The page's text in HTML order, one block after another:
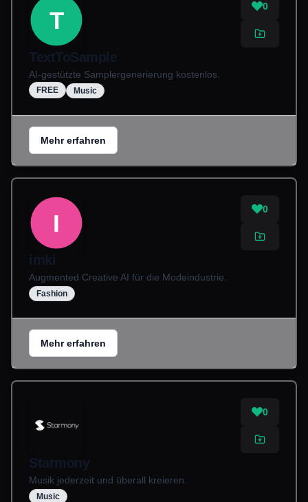
T
0
TextToSample
AI-gestützte Samplergenerierung kostenlos.
FREE Music
Mehr erfahren
I
0
imki
Augmented Creative AI für die Modeindustrie.
Fashion
Mehr erfahren
0
Starmony
Musik jederzeit und überall kreieren.
Music